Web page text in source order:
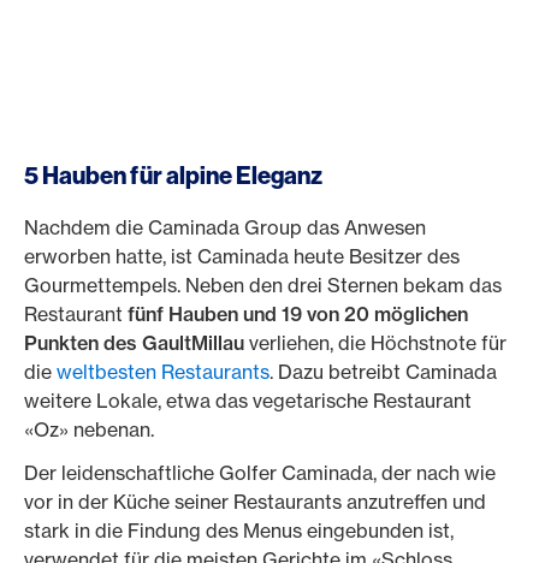
5 Hauben für alpine Eleganz
Nachdem die Caminada Group das Anwesen
erworben hatte, ist Caminada heute Besitzer des
Gourmettempels. Neben den drei Sternen bekam das
Restaurant fünf Hauben und 19 von 20 möglichen
Punkten des GaultMillau verliehen, die Höchstnote für
die weltbesten Restaurants. Dazu betreibt Caminada
weitere Lokale, etwa das vegetarische Restaurant
«Oz» nebenan.
Der leidenschaftliche Golfer Caminada, der nach wie
vor in der Küche seiner Restaurants anzutreffen und
stark in die Findung des Menus eingebunden ist,